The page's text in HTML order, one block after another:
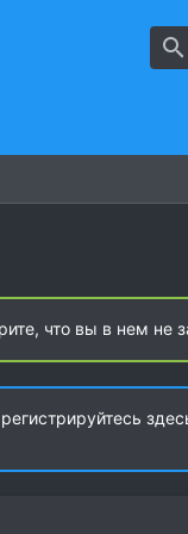
что вы в нем не